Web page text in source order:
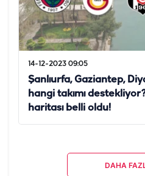
14-12-2023 09:05
Şanlıurfa, Gaziantep,
hangi takımı
haritası belli oldu!
DAHA